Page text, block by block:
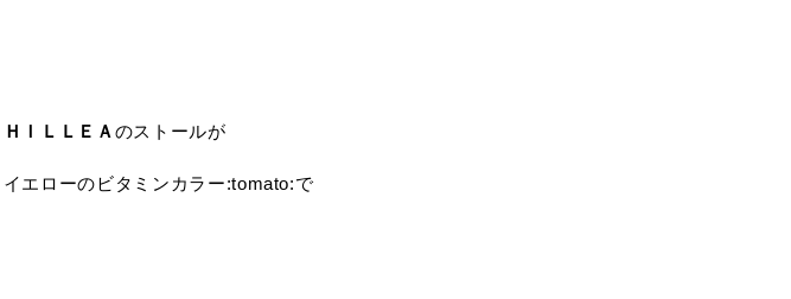
ＨＩＬＬＥＡ のストールが
エローのビタミンカラー:tomato:で